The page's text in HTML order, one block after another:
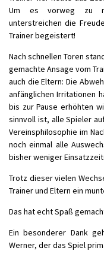
Um es vorweg zu
unterstreichen die
Trainer begeistert!
Nach schnellen Toren
gemachte Ansage vom
auch die Eltern: Die
anfänglichen Irritationen
bis zur Pause erhöhten
sinnvoll ist, alle Spieler
Vereinsphilosophie im
noch einmal alle
bisher weniger
Trotz dieser vielen
Trainer und Eltern ein
Das hat echt Spaß
Ein besonderer Dank
Werner, der das Spiel